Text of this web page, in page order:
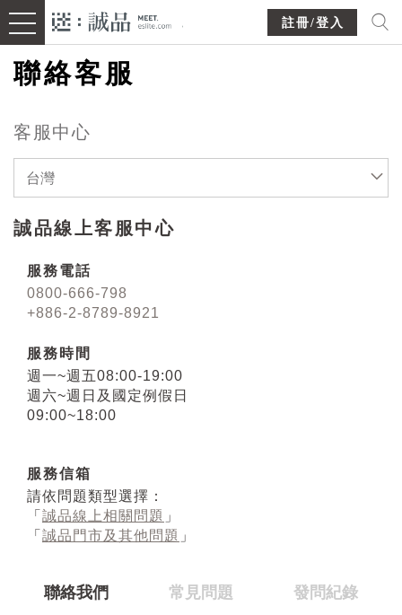
註冊/登入
聯絡客服
客服中心
台灣
誠品線上客服中心
服務電話
0800-666-798
+886-2-8789-8921
服務時間
週一~週五08:00-19:00
週六~週日及國定例假日
09:00~18:00
服務信箱
請依問題類型選擇：
「 誠品線上相關問題 」
「 誠品門市及其他問題 」
聯絡我們 常見問題 發問紀錄